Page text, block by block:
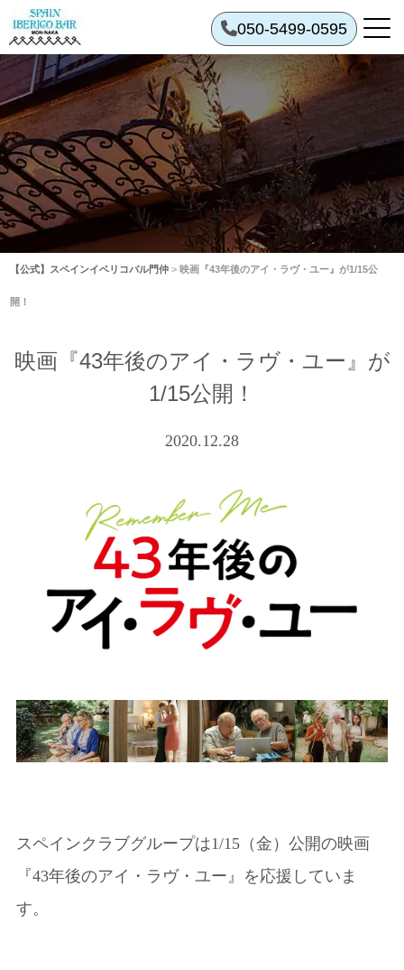
050-5499-0595
【公式】スペインイベリコバル門仲 > 映画『43年後のアイ・ラヴ・ユー』が1/15公
開！
映画『43年後のアイ・ラヴ・ユー』が
1/15公開！
2020.12.28
スペインクラブグループは1/15（金）公開の映画
『43年後のアイ・ラヴ・ユー』を応援していま
す。